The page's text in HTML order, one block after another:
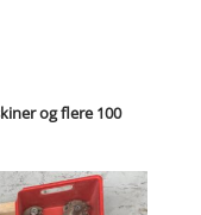
og flere 100